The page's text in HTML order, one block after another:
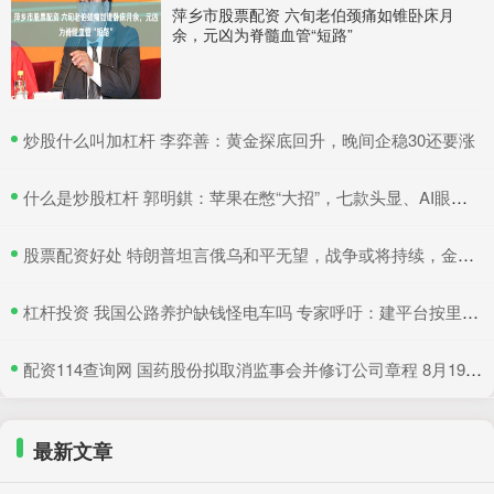
萍乡市股票配资 六旬老伯颈痛如锥卧床月
余，元凶为脊髓血管“短路”
​炒股什么叫加杠杆 李弈善：黄金探底回升，晚间企稳30还要涨
​什么是炒股杠杆 郭明錤：苹果在憋“大招”，七款头显、AI眼镜在研，2027年会是大爆发期
​股票配资好处 特朗普坦言俄乌和平无望，战争或将持续，金价有望继续吸引避险买盘
​杠杆投资 我国公路养护缺钱怪电车吗 专家呼吁：建平台按里程收费
​配资114查询网 国药股份拟取消监事会并修订公司章程 8月19日召开临时股东大会
最新文章